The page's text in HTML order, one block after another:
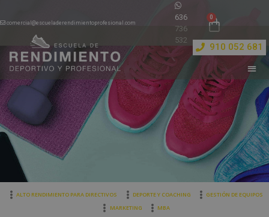
comercial@escueladerendimientoprofesional.com
636
736
532
910 052 681
ALTO RENDIMIENTO PARA DIRECTIVOS DEPORTE Y COACHING
GESTIÓN DE EQUIPOS
MARKETING
MBA